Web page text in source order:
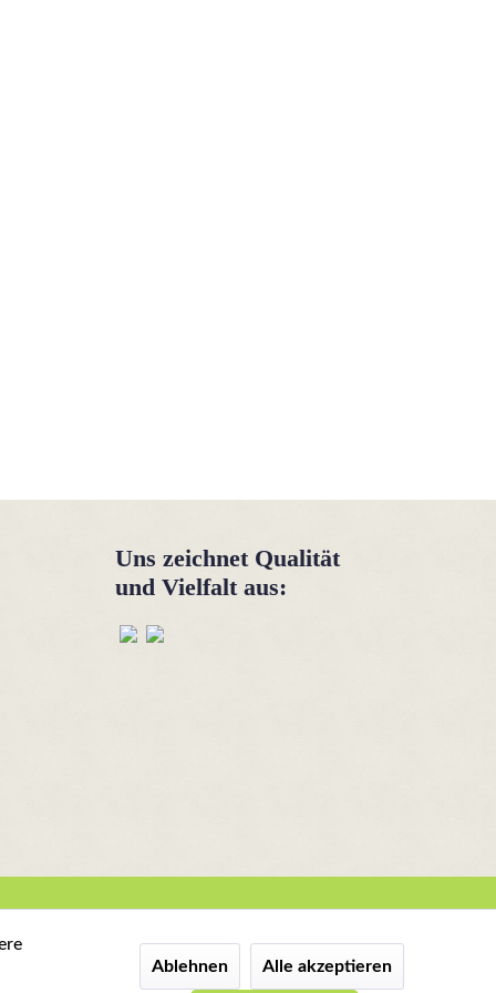
Uns zeichnet Qualität
und Vielfalt aus:
Ablehnen Alle akzeptieren